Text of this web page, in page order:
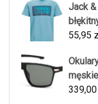
Jack
55,95
339,00